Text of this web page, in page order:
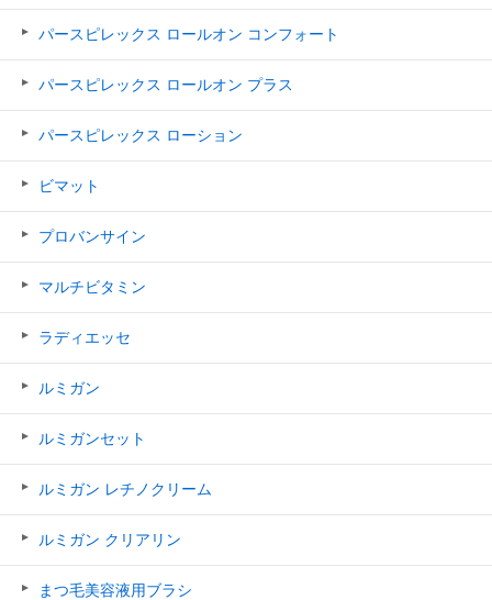
パースピレックス ロールオン コンフォート
パースピレックス ロールオン プラス
パースピレックス ローション
ビマット
プロバンサイン
マルチビタミン
ラディエッセ
ルミガン
ルミガンセット
ルミガン レチノクリーム
ルミガン クリアリン
まつ毛美容液用ブラシ